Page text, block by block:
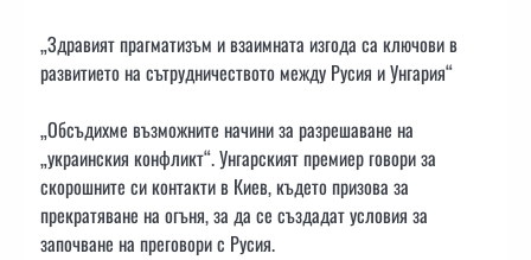
„Здравият прагматизъм и взаимната изгода са ключови в
развитието на сътрудничеството между Русия и Унгария“
„Обсъдихме възможните начини за разрешаване на
„украинския конфликт“. Унгарският премиер говори за
скорошните си контакти в Киев, където призова за
прекратяване на огъня, за да се създадат условия за
започване на преговори с Русия.